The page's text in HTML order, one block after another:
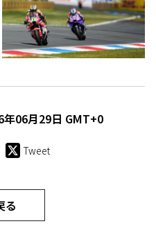
年06月29日 GMT+0
Tweet
る